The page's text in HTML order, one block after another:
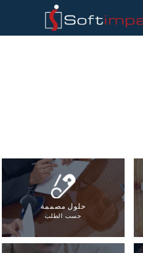
حلول مصممة
حسب الطلب